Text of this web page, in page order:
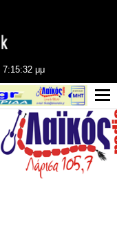
7:15:32 μμ